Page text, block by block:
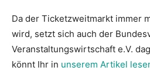
Da der Ticketzweitmarkt immer
wird, setzt sich auch der
Veranstaltungswirtschaft e.V.
könnt Ihr in unserem Artikel